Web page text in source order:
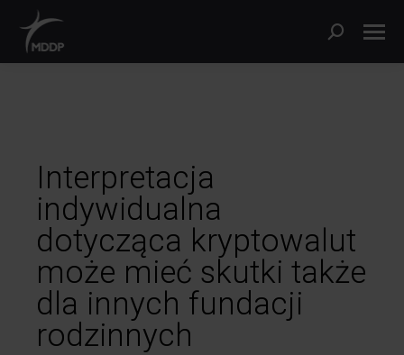
Interpretacja
indywidualna
dotycząca kryptowalut
może mieć skutki także
dla innych fundacji
rodzinnych